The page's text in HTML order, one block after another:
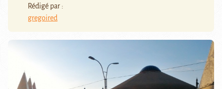
Rédigé par :
gregoired